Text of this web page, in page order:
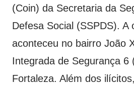
(Coin) da Secretaria da
Defesa Social (SSPDS). A
aconteceu no bairro João
Integrada de Segurança 6
Fortaleza. Além dos